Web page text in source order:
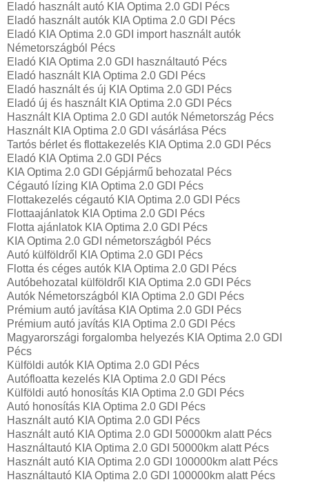
Eladó használt autó KIA Optima 2.0 GDI Pécs
Eladó használt autók KIA Optima 2.0 GDI Pécs
Eladó KIA Optima 2.0 GDI import használt autók
Németországból Pécs
Eladó KIA Optima 2.0 GDI használtautó Pécs
Eladó használt KIA Optima 2.0 GDI Pécs
Eladó használt és új KIA Optima 2.0 GDI Pécs
Eladó új és használt KIA Optima 2.0 GDI Pécs
Használt KIA Optima 2.0 GDI autók Németország Pécs
Használt KIA Optima 2.0 GDI vásárlása Pécs
Tartós bérlet és flottakezelés KIA Optima 2.0 GDI Pécs
Eladó KIA Optima 2.0 GDI Pécs
KIA Optima 2.0 GDI Gépjármű behozatal‎ Pécs
Cégautó lízing KIA Optima 2.0 GDI Pécs
Flottakezelés cégautó KIA Optima 2.0 GDI Pécs
Flottaajánlatok KIA Optima 2.0 GDI Pécs
Flotta ajánlatok KIA Optima 2.0 GDI Pécs
KIA Optima 2.0 GDI németországból Pécs
Autó külföldről KIA Optima 2.0 GDI Pécs
Flotta és céges autók KIA Optima 2.0 GDI Pécs
Autóbehozatal külföldről KIA Optima 2.0 GDI Pécs
Autók Németországból‎ KIA Optima 2.0 GDI Pécs
Prémium autó javítása KIA Optima 2.0 GDI Pécs
Prémium autó javítás KIA Optima 2.0 GDI Pécs
Magyarországi forgalomba helyezés KIA Optima 2.0 GDI
Pécs
Külföldi autók‎ KIA Optima 2.0 GDI Pécs
Autófloatta kezelés KIA Optima 2.0 GDI Pécs
Külföldi autó honosítás KIA Optima 2.0 GDI Pécs
Autó honosítás KIA Optima 2.0 GDI Pécs
Használt autó‎ KIA Optima 2.0 GDI Pécs
Használt autó‎ KIA Optima 2.0 GDI 50000km alatt Pécs
Használtautó‎ KIA Optima 2.0 GDI 50000km alatt Pécs
Használt autó‎ KIA Optima 2.0 GDI 100000km alatt Pécs
Használtautó‎ KIA Optima 2.0 GDI 100000km alatt Pécs